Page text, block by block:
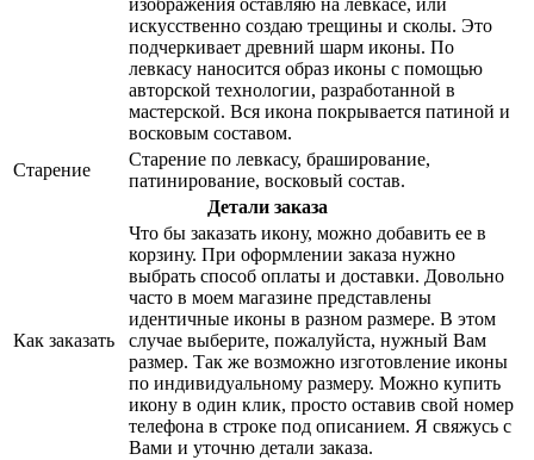
изображения оставляю на левкасе, или
искусственно создаю трещины и сколы. Это
подчеркивает древний шарм иконы. По
левкасу наносится образ иконы с помощью
авторской технологии, разработанной в
мастерской. Вся икона покрывается патиной и
восковым составом.
Старение
Старение по левкасу, браширование,
патинирование, восковый состав.
Детали заказа
Как заказать
Что бы заказать икону, можно добавить ее в
корзину. При оформлении заказа нужно
выбрать способ оплаты и доставки. Довольно
часто в моем магазине представлены
идентичные иконы в разном размере. В этом
случае выберите, пожалуйста, нужный Вам
размер. Так же возможно изготовление иконы
по индивидуальному размеру. Можно купить
икону в один клик, просто оставив свой номер
телефона в строке под описанием. Я свяжусь с
Вами и уточню детали заказа.